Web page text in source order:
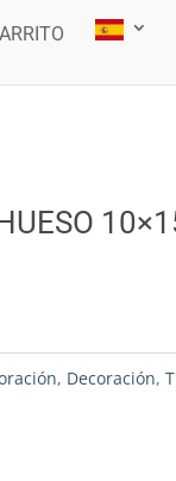
, Decoración,